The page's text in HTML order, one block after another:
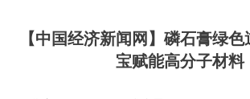
【中国经济新闻网】磷石膏绿
宝赋能高分子材料